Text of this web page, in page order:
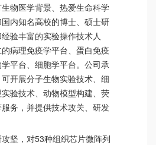
物医学背景、热爱生命科学
内知名高校的博士、硕士研
验丰富的实验操作技术人
病理免疫学平台、蛋白免疫
平台、细胞学平台。公司承
开展分子生物实验技术、细
验技术、动物模型构建、荧
务，并提供技术攻关、研发
坚，对53种组织芯片微阵列